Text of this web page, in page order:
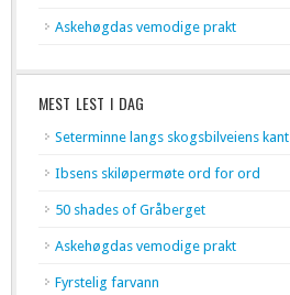
Askehøgdas vemodige prakt
MEST LEST I DAG
Seterminne langs skogsbilveiens kant
Ibsens skiløpermøte ord for ord
50 shades of Gråberget
Askehøgdas vemodige prakt
Fyrstelig farvann